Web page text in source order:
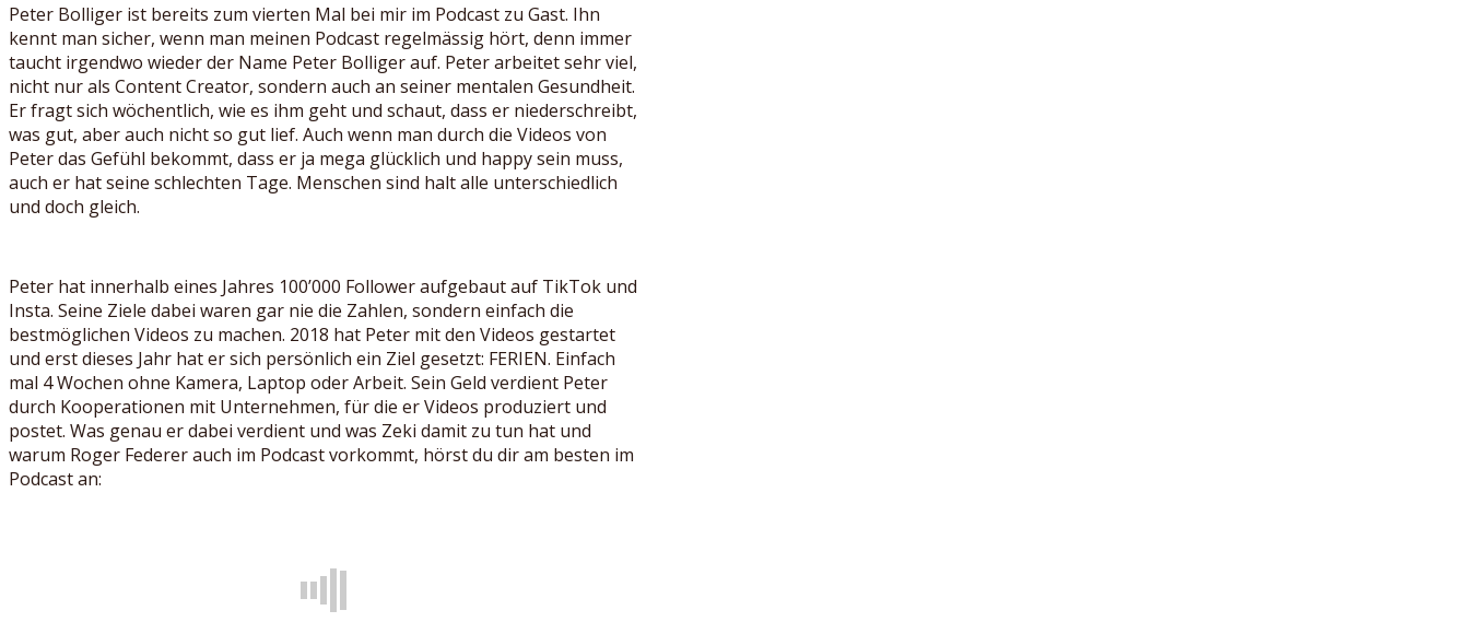
Peter Bolliger ist bereits zum vierten Mal bei mir im Podcast zu Gast. Ihn
kennt man sicher, wenn man meinen Podcast regelmässig hört, denn immer
taucht irgendwo wieder der Name Peter Bolliger auf. Peter arbeitet sehr viel,
nicht nur als Content Creator, sondern auch an seiner mentalen Gesundheit.
Er fragt sich wöchentlich, wie es ihm geht und schaut, dass er niederschreibt,
was gut, aber auch nicht so gut lief. Auch wenn man durch die Videos von
Peter das Gefühl bekommt, dass er ja mega glücklich und happy sein muss,
auch er hat seine schlechten Tage. Menschen sind halt alle unterschiedlich
und doch gleich.
Peter hat innerhalb eines Jahres 100’000 Follower aufgebaut auf TikTok und
Insta. Seine Ziele dabei waren gar nie die Zahlen, sondern einfach die
bestmöglichen Videos zu machen. 2018 hat Peter mit den Videos gestartet
und erst dieses Jahr hat er sich persönlich ein Ziel gesetzt: FERIEN. Einfach
mal 4 Wochen ohne Kamera, Laptop oder Arbeit. Sein Geld verdient Peter
durch Kooperationen mit Unternehmen, für die er Videos produziert und
postet. Was genau er dabei verdient und was Zeki damit zu tun hat und
warum Roger Federer auch im Podcast vorkommt, hörst du dir am besten im
Podcast an: